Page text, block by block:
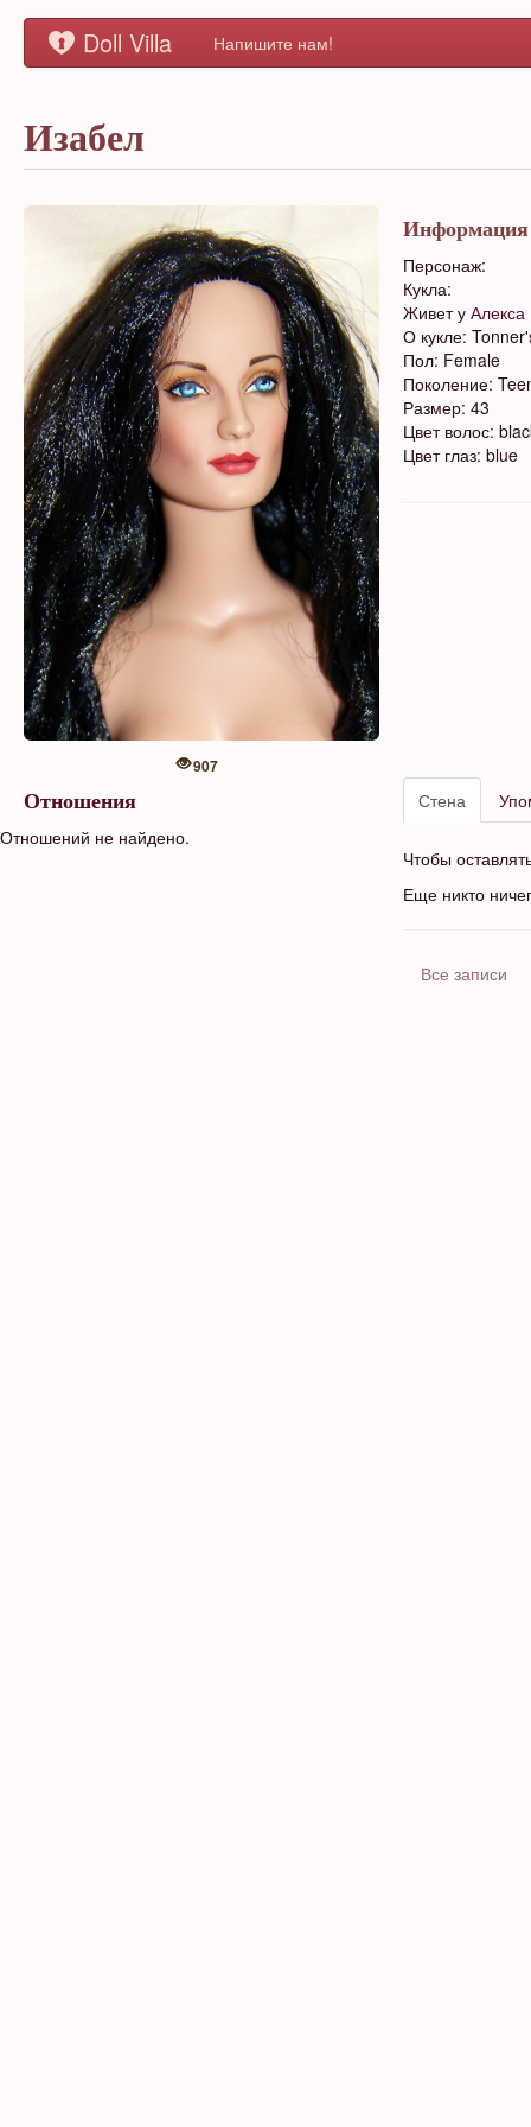
Doll Villa Напишите нам!
Изабел
907
Информация
Персонаж:
Кукла:
Живет у
О кукле:
Пол: Female
Поколение:
Размер: 43
Цвет волос:
Цвет глаз: blue
Отношения
Отношений не найдено.
Стена
Чтобы
Еще никто
Все записи